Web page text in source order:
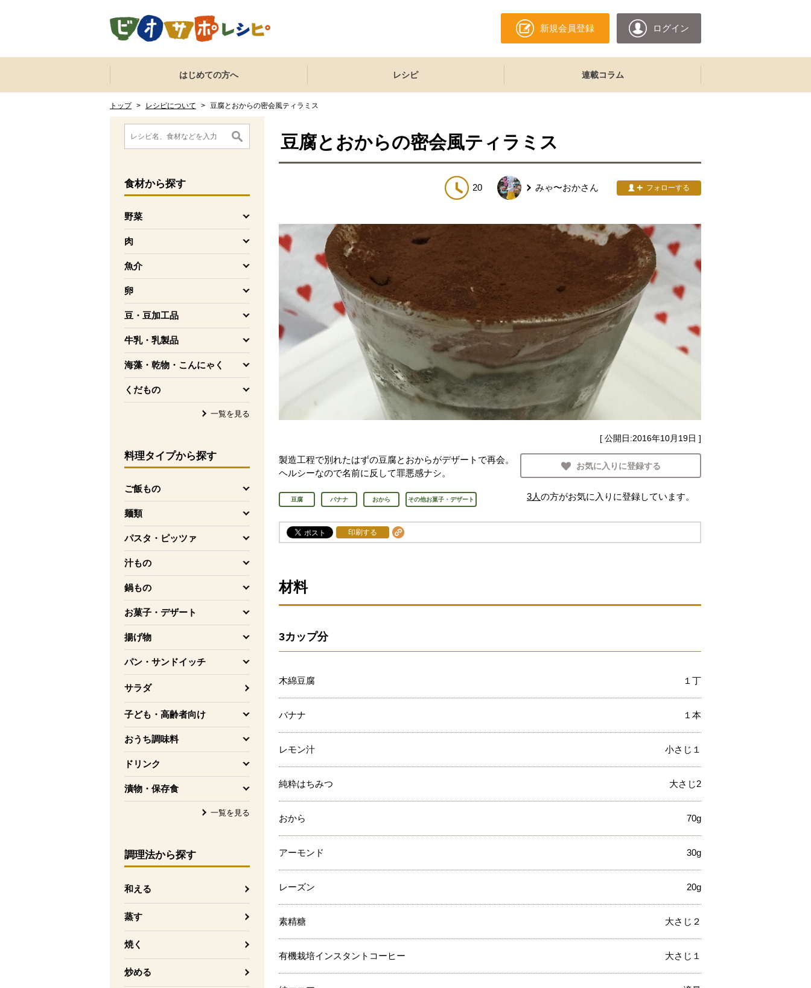
新規会員登録 ログイン
ここからサイト内共通メニューです。
サイト内共通メニューをスキップする
はじめての方へ レシピ 連載コラム
トップ > レシピについて > 豆腐とおからの密会風ティラミス
ここから消費材検索メニューです。
食材から探す
野菜
を開く
肉
を開く
魚介
を開く
卵
を開く
豆・豆加工品
を開く
牛乳・乳製品
を開く
海藻・乾物・こんにゃく
を開く
くだもの
を開く
一覧を見る
料理タイプから探す
ご飯もの
を開く
麺類
を開く
パスタ・ピッツァ
を開く
汁もの
を開く
鍋もの
を開く
お菓子・デザート
を開く
揚げ物
を開く
パン・サンドイッチ
を開く
サラダ
子ども・高齢者向け
を開く
おうち調味料
を開く
ドリンク
を開く
漬物・保存食
を開く
一覧を見る
調理法から探す
和える
蒸す
焼く
炒める
消費材検索メニューここまで。
ここから本文です。
豆腐とおからの密会風ティラミス
20 みゃ〜おかさん フォローする
[ 公開日:2016年10月19日 ]
製造工程で別れたはずの豆腐とおからがデザートで再会。
ヘルシーなので名前に反して罪悪感ナシ。
豆腐 バナナ おから その他お菓子・デザート
お気に入りに登録する
3人の方がお気に入りに登録しています。
印刷する
材料
3カップ分
木綿豆腐 １丁
バナナ １本
レモン汁 小さじ１
純粋はちみつ 大さじ2
おから 70g
アーモンド 30g
レーズン 20g
素精糖 大さじ２
有機栽培インスタントコーヒー 大さじ１